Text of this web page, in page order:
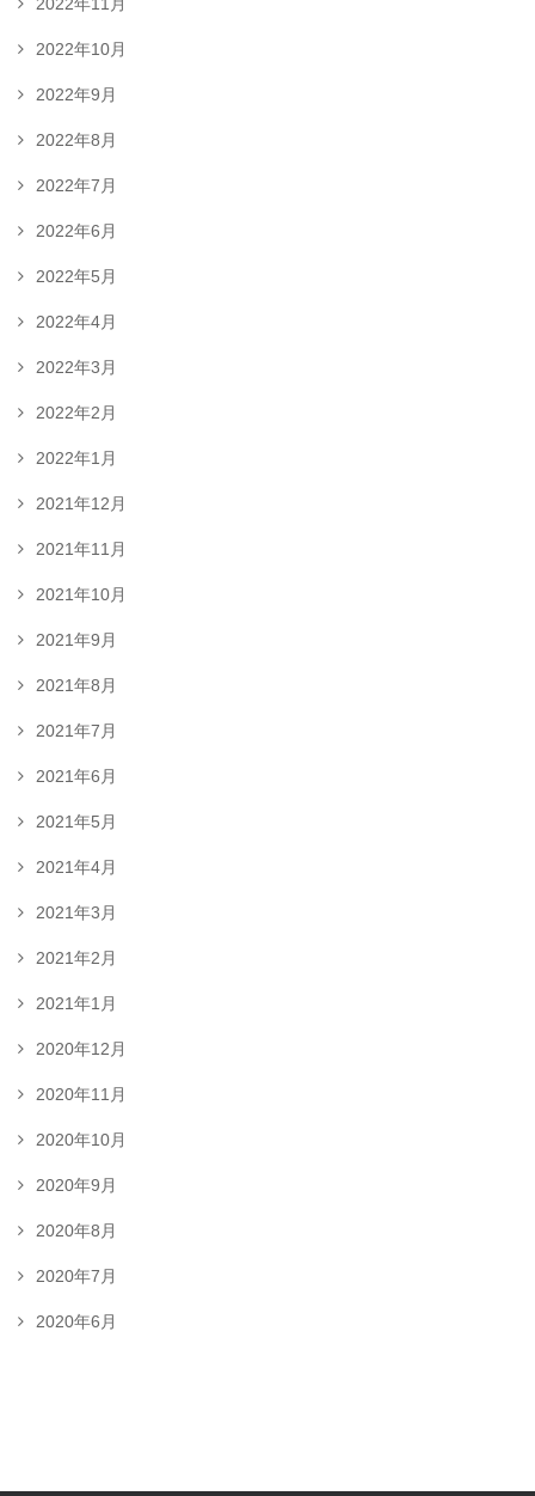
2022年10月
2022年9月
2022年8月
2022年7月
2022年6月
2022年5月
2022年4月
2022年3月
2022年2月
2022年1月
2021年12月
2021年11月
2021年10月
2021年9月
2021年8月
2021年7月
2021年6月
2021年5月
2021年4月
2021年3月
2021年2月
2021年1月
2020年12月
2020年11月
2020年10月
2020年9月
2020年8月
2020年7月
2020年6月